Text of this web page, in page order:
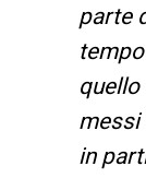
parte
messi
in